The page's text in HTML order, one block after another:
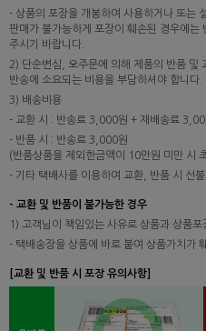
- 상품의 포장을 개봉하여 사용하거나 또는
판매가 불가능하게 포장이 훼손된 경우에는
주시기 바랍니다.
2) 단순변심, 오주문에 의해 제품의 반품 및
반송에 소요되는 비용을 부담하셔야 합니다.
3) 배송비용
- 교환 시 : 반송료 3,000원 + 재배송료
- 반품 시 : 반송료 3,000원
(반품상품을 제외한금액이 10만원 미만 시
- 기타 택배사를 이용하여 교환, 반품 시 선
- 교환 및 반품이 불가능한 경우
1) 고객님이 책임있는 사유로 상품과 상품
- 택배송장을 상품에 바로 붙여 상품가치가
[교환 및 반품 시 포장 유의사항]